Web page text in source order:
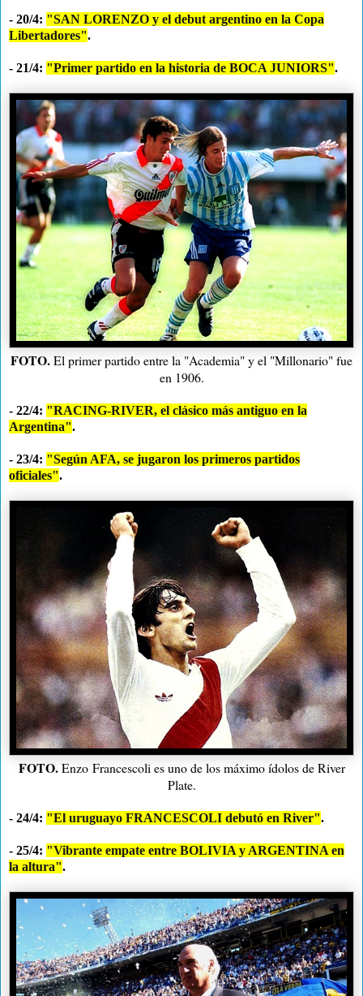
- 20/4: "SAN LORENZO y el debut argentino en la Copa
Libertadores".
- 21/4: "Primer partido en la historia de BOCA JUNIORS".
FOTO.El primer partido entre la "Academia" y el "Millonario" fue
en 1906.
- 22/4: "RACING-RIVER, el clásico más antiguo en la
Argentina".
- 23/4: "Según AFA, se jugaron los primeros partidos
oficiales".
FOTO.Enzo Francescoli es uno de los máximo ídolos de River
Plate.
- 24/4: "El uruguayo FRANCESCOLI debutó en River".
- 25/4: "Vibrante empate entre BOLIVIA y ARGENTINA en
la altura".